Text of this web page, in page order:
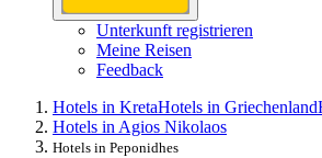
Unterkunft registrieren
Meine Reisen
Feedback
Hotels in KretaHotels in Griechenland
Hotels in Agios Nikolaos
Hotels in Peponidhes